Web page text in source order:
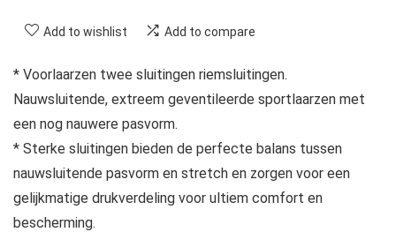
Add to wishlist Add to compare
* Voorlaarzen twee sluitingen riemsluitingen.
Nauwsluitende, extreem geventileerde sportlaarzen met
een nog nauwere pasvorm.
* Sterke sluitingen bieden de perfecte balans tussen
nauwsluitende pasvorm en stretch en zorgen voor een
gelijkmatige drukverdeling voor ultiem comfort en
bescherming.